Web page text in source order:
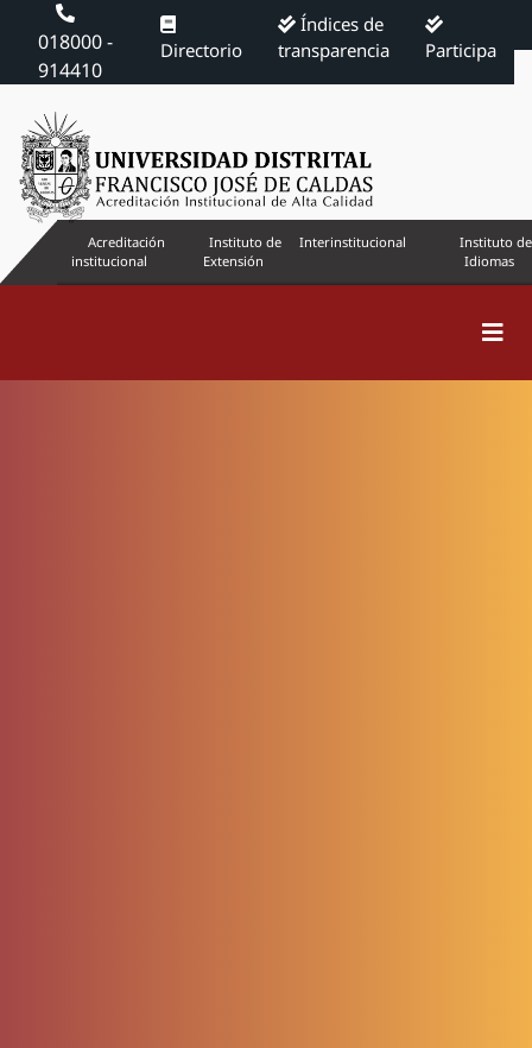
018000 -
914410
Directorio
Índices de
transparencia
Participa
Acreditación
institucional
Instituto de
Extensión
Interinstitucional
Instituto de
Idiomas